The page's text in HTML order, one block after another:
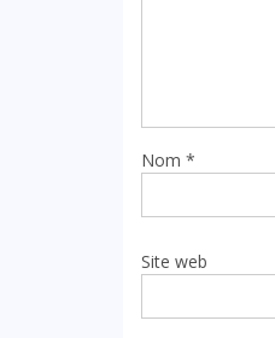
Nom *
Site web